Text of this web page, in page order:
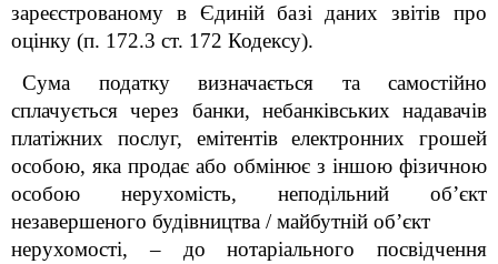
зареєстрованому в Єдиній базі даних звітів про
оцінку (п. 172.3 ст. 172 Кодексу).
Сума податку визначається та самостійно
сплачується через банки, небанківських надавачів
платіжних послуг, емітентів електронних грошей
особою, яка продає або обмінює з іншою фізичною
особою нерухомість, неподільний об’єкт
незавершеного будівництва / майбутній об’єкт
нерухомості, – до нотаріального посвідчення